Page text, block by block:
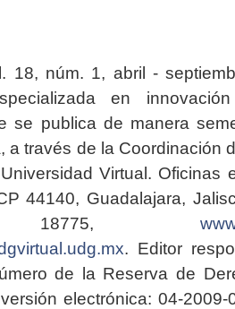
18, núm. 1, abril -
en
se publica de manera
a través de la Coordinación
Virtual. Oficinas
44140, Guadalajara,
18775,
. Editor
de la Reserva de
electrónica: 04-2009-